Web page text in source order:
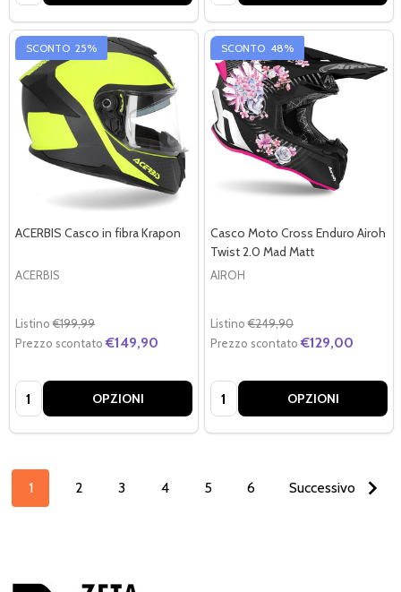
SCONTO 25%
ACERBIS Casco in fibra Krapon
ACERBIS
Listino €199,99
Prezzo scontato €149,90
Quantità: OPZIONI
SCONTO 48%
Casco Moto Cross Enduro Airoh
Twist 2.0 Mad Matt
AIROH
Listino €249,90
Prezzo scontato €129,00
Quantità: OPZIONI
1 2 3 4 5 6 Successivo